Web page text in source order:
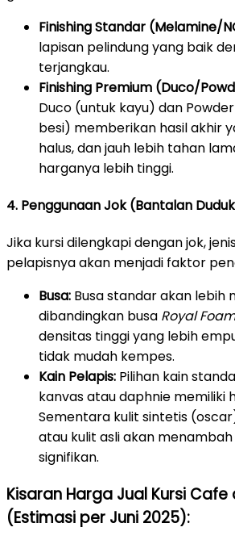
Finishing Standar (Melamine/
lapisan pelindung yang baik
terjangkau.
Finishing Premium (Duco/
Duco (untuk kayu) dan
besi) memberikan hasil akhir
halus, dan jauh lebih tahan
harganya lebih tinggi.
4. Penggunaan Jok (Bantalan
Jika kursi dilengkapi dengan jok,
pelapisnya akan menjadi faktor
Busa: Busa standar akan lebih
dibandingkan busa Royal Foam
densitas tinggi yang lebih
tidak mudah kempes.
Kain Pelapis: Pilihan kain
kanvas atau daphnie memiliki
Sementara kulit sintetis
atau kulit asli akan
signifikan.
Kisaran Harga Jual Kursi
(Estimasi per Juni 2025):